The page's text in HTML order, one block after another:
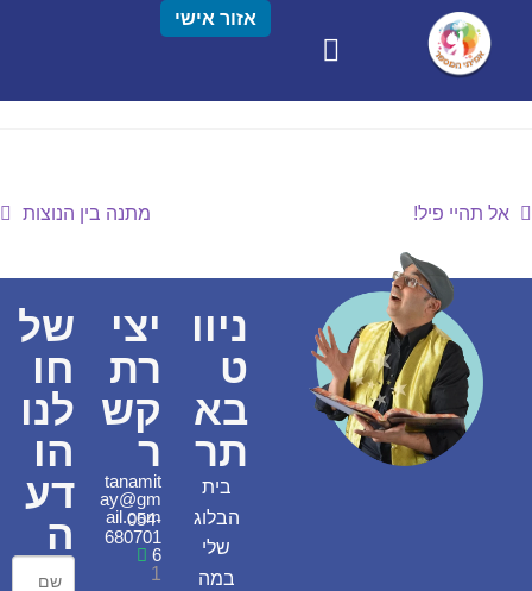
אזור אישי
אל תהיי פיל! מתנה בין הנוצות
ניוו
ט
בא
תר
בית
הבלוג
שלי
במה
יצי
רת
קש
ר
tanamit
ay@gm
ail.com
054-
680701
6
1
של
חו
לנו
הו
דע
ה